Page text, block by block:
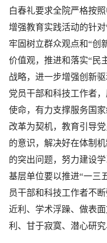
白春礼要求全院严格按
增强教育实践活动的针
牢固树立群众观点和“创
价值观，推进和落实“民
战略，进一步增强创新
党员干部和科技工作者
使命，有力支撑服务国
改革为契机，教育引导
的意识，解决好在体制
的突出问题，努力建设
基层单位要以推进“一三
员干部和科技工作者不
近利、学术浮躁、做表
利、甘于寂寞、潜心研